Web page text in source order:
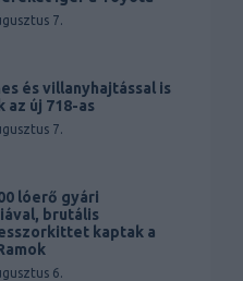
7.
és villanyhajtással is
az új 718-as
7.
lóerő gyári
brutális
kaptak a
6.